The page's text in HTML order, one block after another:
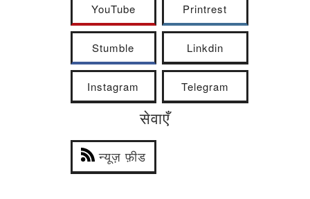
YouTube Printrest
Stumble Linkdin
Instagram Telegram
सेवाएँ
न्यूज़ फ़ीड